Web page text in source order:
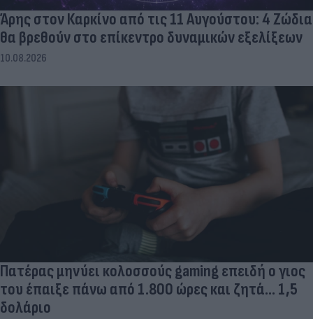
Άρης στον Καρκίνο από τις 11 Αυγούστου: 4 Ζώδια
θα βρεθούν στο επίκεντρο δυναμικών εξελίξεων
10.08.2026
Πατέρας μηνύει κολοσσούς gaming επειδή ο γιος
του έπαιξε πάνω από 1.800 ώρες και ζητά... 1,5
δολάριο